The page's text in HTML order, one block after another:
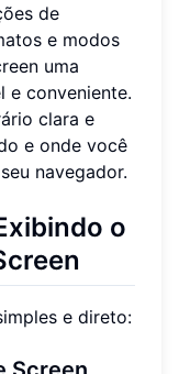
de
e modos
uma
e conveniente.
clara e
e onde você
navegador.
o
e direto: